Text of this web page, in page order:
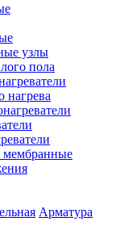
узлы
пола
нагрева
мембранные
Арматура